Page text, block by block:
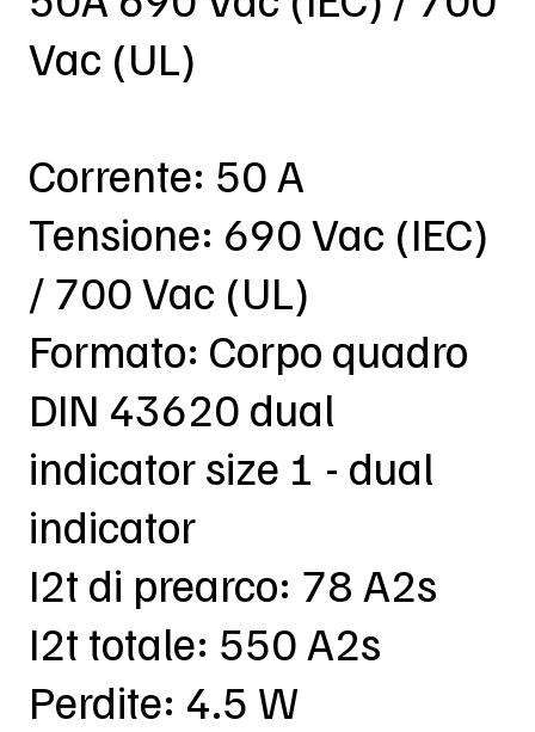
Vac (UL)
Corrente: 50 A
Tensione: 690 Vac (IEC)
/ 700 Vac (UL)
Formato: Corpo quadro
DIN 43620 dual
indicator size 1 - dual
indicator
I2t di prearco: 78 A2s
I2t totale: 550 A2s
Perdite: 4.5 W